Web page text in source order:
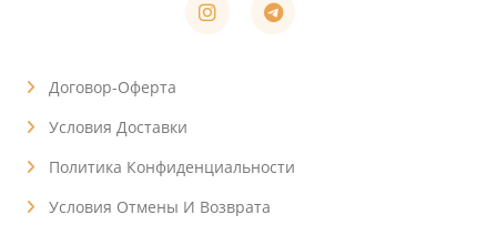
Договор-Оферта
Условия Доставки
Политика Конфиденциальности
Условия Отмены И Возврата